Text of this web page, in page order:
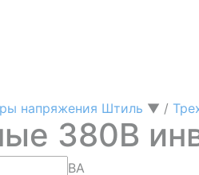
ВА
напряжения Штиль ▼ /
380В